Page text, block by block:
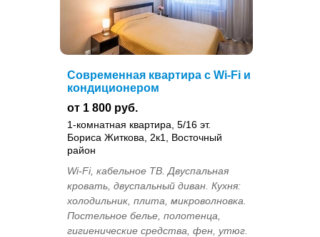
Современная квартира с Wi-Fi и
кондиционером
от 1 800 руб.
1-комнатная квартира, 5/16 эт.
Бориса Житкова, 2к1, Восточный
район
Wi-Fi, кабельное ТВ. Двуспальная
кровать, двуспальный диван. Кухня:
холодильник, плита, микроволновка.
Постельное белье, полотенца,
гигиенические средства, фен, утюг.